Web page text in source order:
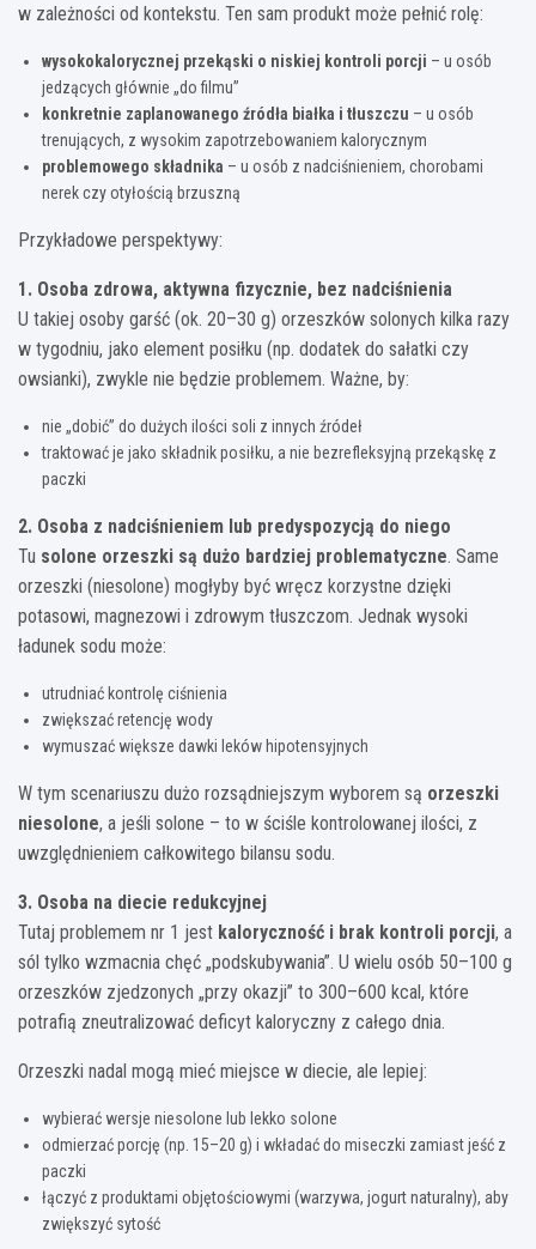
w zależności od kontekstu. Ten sam produkt może pełnić rolę:
wysokokalorycznej przekąski o niskiej kontroli porcji – u osób
jedzących głównie „do filmu”
konkretnie zaplanowanego źródła białka i tłuszczu – u osób
trenujących, z wysokim zapotrzebowaniem kalorycznym
problemowego składnika – u osób z nadciśnieniem, chorobami
nerek czy otyłością brzuszną
Przykładowe perspektywy:
1. Osoba zdrowa, aktywna fizycznie, bez nadciśnienia
U takiej osoby garść (ok. 20–30 g) orzeszków solonych kilka razy
w tygodniu, jako element posiłku (np. dodatek do sałatki czy
owsianki), zwykle nie będzie problemem. Ważne, by:
nie „dobić” do dużych ilości soli z innych źródeł
traktować je jako składnik posiłku, a nie bezrefleksyjną przekąskę z
paczki
2. Osoba z nadciśnieniem lub predyspozycją do niego
Tu solone orzeszki są dużo bardziej problematyczne. Same
orzeszki (niesolone) mogłyby być wręcz korzystne dzięki
potasowi, magnezowi i zdrowym tłuszczom. Jednak wysoki
ładunek sodu może:
utrudniać kontrolę ciśnienia
zwiększać retencję wody
wymuszać większe dawki leków hipotensyjnych
W tym scenariuszu dużo rozsądniejszym wyborem są orzeszki
niesolone, a jeśli solone – to w ściśle kontrolowanej ilości, z
uwzględnieniem całkowitego bilansu sodu.
3. Osoba na diecie redukcyjnej
Tutaj problemem nr 1 jest kaloryczność i brak kontroli porcji, a
sól tylko wzmacnia chęć „podskubywania”. U wielu osób 50–100 g
orzeszków zjedzonych „przy okazji” to 300–600 kcal, które
potrafią zneutralizować deficyt kaloryczny z całego dnia.
Orzeszki nadal mogą mieć miejsce w diecie, ale lepiej:
wybierać wersje niesolone lub lekko solone
odmierzać porcję (np. 15–20 g) i wkładać do miseczki zamiast jeść z
paczki
łączyć z produktami objętościowymi (warzywa, jogurt naturalny), aby
zwiększyć sytość